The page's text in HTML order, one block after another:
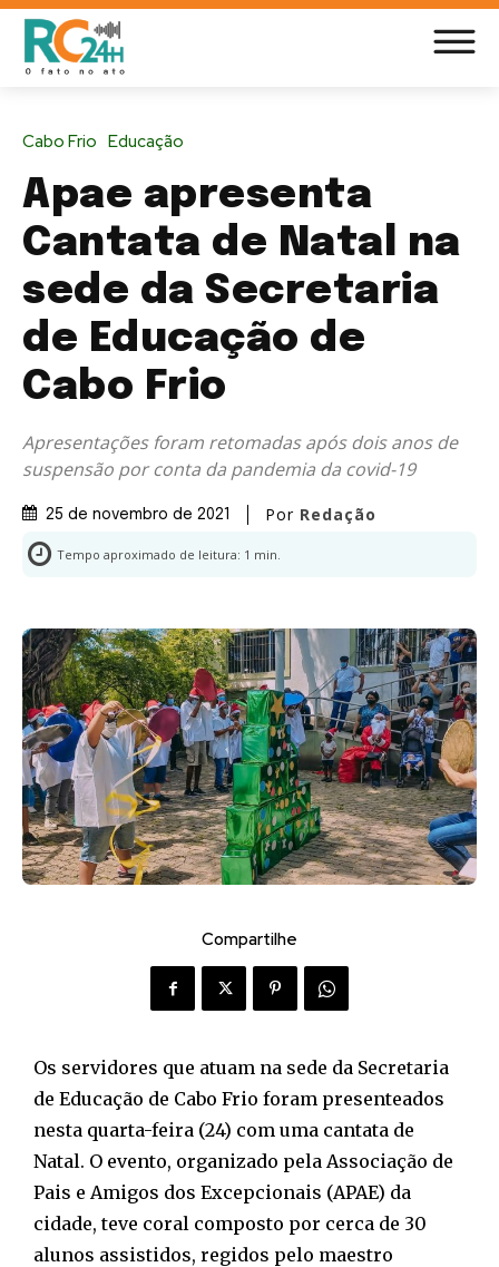
Cabo Frio Educação
Apae apresenta
Cantata de Natal na
sede da Secretaria
de Educação de
Cabo Frio
Apresentações foram retomadas após dois anos de
suspensão por conta da pandemia da covid-19
25 de novembro de 2021 Por Redação
Tempo aproximado de leitura: 1 min.
Compartilhe
Os servidores que atuam na sede da Secretaria
de Educação de Cabo Frio foram presenteados
nesta quarta-feira (24) com uma cantata de
Natal. O evento, organizado pela Associação de
Pais e Amigos dos Excepcionais (APAE) da
cidade, teve coral composto por cerca de 30
alunos assistidos, regidos pelo maestro